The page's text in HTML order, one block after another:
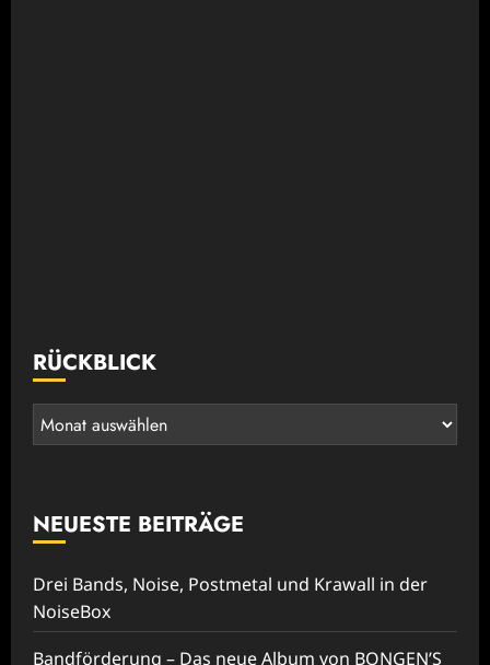
RÜCKBLICK
Rückblick
NEUESTE BEITRÄGE
Drei Bands, Noise, Postmetal und Krawall in der
NoiseBox
Bandförderung – Das neue Album von BONGEN’S